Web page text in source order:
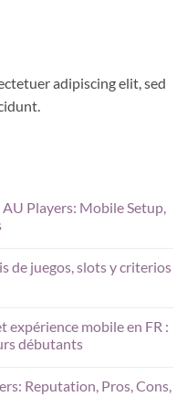
adipiscing elit, sed
Players: Mobile Setup,
de juegos, slots y criterios
expérience mobile en FR :
débutants
Reputation, Pros, Cons,